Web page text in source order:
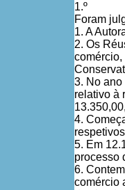
1.º
Foram
1. A
2. Os
comércio,
3. No
relativo à
4.
5. Em
processo
6.
comércio